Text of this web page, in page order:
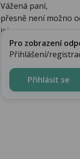
Vážená paní,
přesně není možno
jej...
Pro zobrazení
Přihlášení/
Přihlásit se